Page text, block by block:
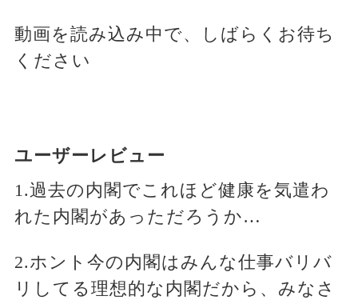
動画を読み込み中で、しばらくお待ち
ください
ユーザーレビュー
1.過去の内閣でこれほど健康を気遣わ
れた内閣があっただろうか…
2.ホント今の内閣はみんな仕事バリバ
リしてる理想的な内閣だから、みなさ